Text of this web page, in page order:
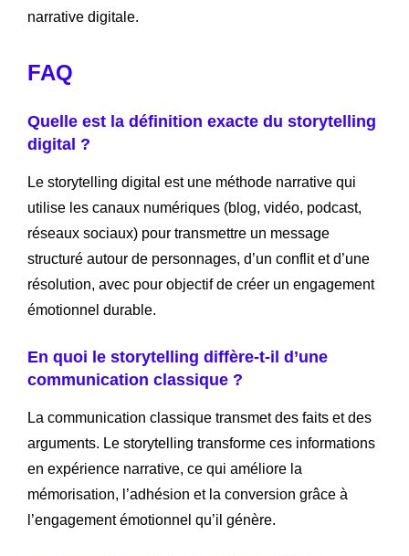
narrative digitale.
FAQ
Quelle est la définition exacte du storytelling
digital ?
Le storytelling digital est une méthode narrative qui
utilise les canaux numériques (blog, vidéo, podcast,
réseaux sociaux) pour transmettre un message
structuré autour de personnages, d’un conflit et d’une
résolution, avec pour objectif de créer un engagement
émotionnel durable.
En quoi le storytelling diffère-t-il d’une
communication classique ?
La communication classique transmet des faits et des
arguments. Le storytelling transforme ces informations
en expérience narrative, ce qui améliore la
mémorisation, l’adhésion et la conversion grâce à
l’engagement émotionnel qu’il génère.